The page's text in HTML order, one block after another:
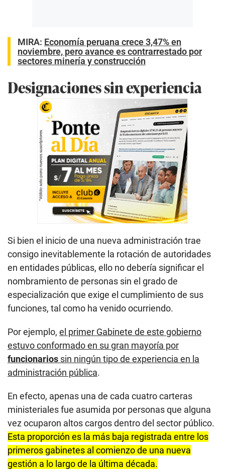
MIRA: Economía peruana crece 3,47% en
noviembre, pero avance es contrarrestado por
sectores minería y construcción
Designaciones sin experiencia
Si bien el inicio de una nueva administración trae
consigo inevitablemente la rotación de autoridades
en entidades públicas, ello no debería significar el
nombramiento de personas sin el grado de
especialización que exige el cumplimiento de sus
funciones, tal como ha venido ocurriendo.
Por ejemplo, el primer Gabinete de este gobierno
estuvo conformado en su gran mayoría por
funcionarios sin ningún tipo de experiencia en la
administración pública.
En efecto, apenas una de cada cuatro carteras
ministeriales fue asumida por personas que alguna
vez ocuparon altos cargos dentro del sector público.
Esta proporción es la más baja registrada entre los
primeros gabinetes al comienzo de una nueva
gestión a lo largo de la última década.